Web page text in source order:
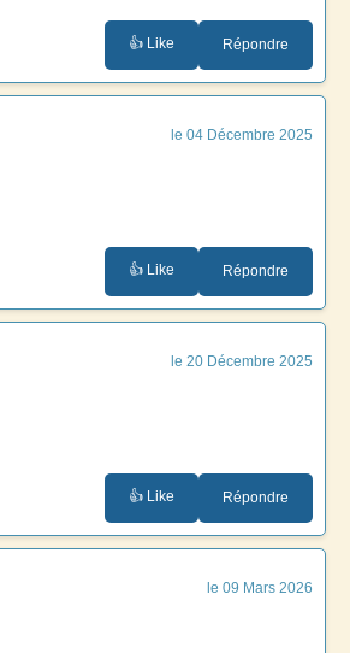
👍 Like Répondre
le 04 Décembre 2025
👍 Like Répondre
le 20 Décembre 2025
👍 Like Répondre
le 09 Mars 2026